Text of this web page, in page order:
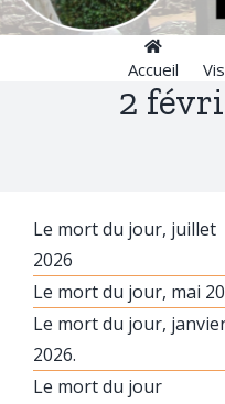
Accueil
2
Le mort du jour, juillet
2026
Le mort du jour, mai
Le mort du jour,
2026.
Le mort du jour